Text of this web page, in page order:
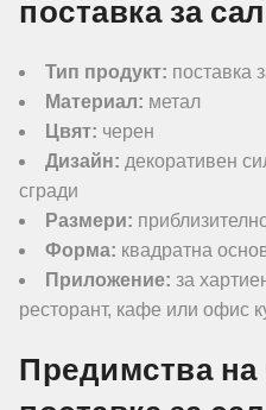
поставка за
Тип продукт: поставка
Материал: метал
Цвят: черен
Дизайн: декоративен
сгради
Размери:
Форма: квадратна
Приложение: за
ресторант, кафе или офис
Предимства на